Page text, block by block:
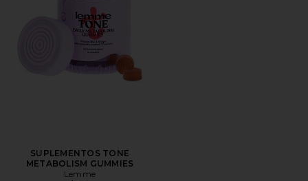
SUPLEMENTOS TONE
METABOLISM GUMMIES
Lemme